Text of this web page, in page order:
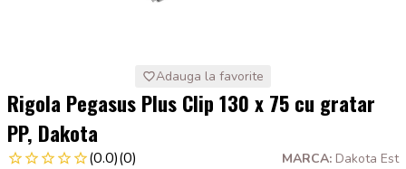
Adauga la favorite
Rigola Pegasus Plus Clip 130 x 75 cu gratar
PP, Dakota
(0.0)(0) MARCA: Dakota Est